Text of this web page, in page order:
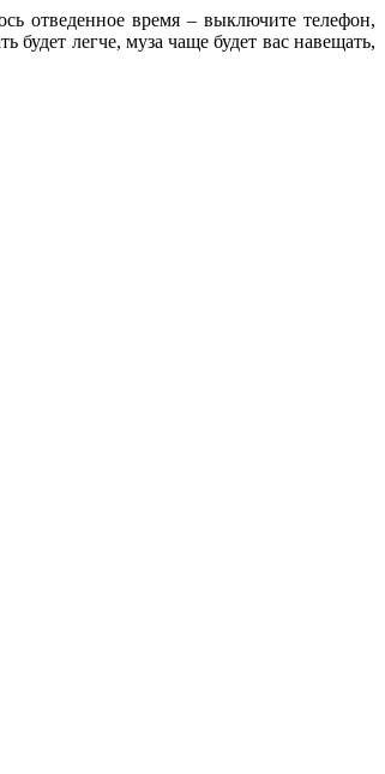
отведенное время – выключите телефон,
легче, муза чаще будет вас навещать,